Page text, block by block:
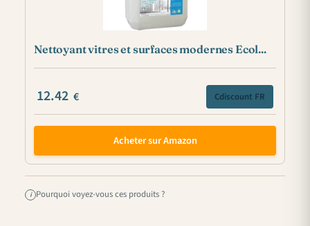
Nettoyant vitres et surfaces modernes Ecol...
12.42 € Cdiscount FR
Acheter sur Amazon
i Pourquoi voyez-vous ces produits ?